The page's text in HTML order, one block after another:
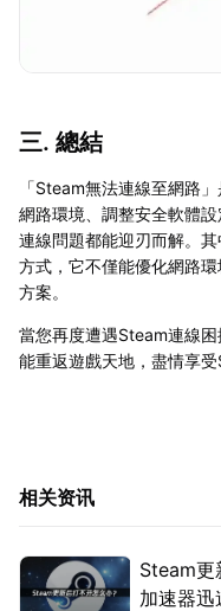
三. 總結
「Steam無法連線至網路
網路環境、調整安全軟體
連線問題都能迎刃而解。其
方式，它不僅能優化網路
方案。
當您再度遭遇Steam連線
能重返遊戲天地，盡情享
相关资讯
Steam更
加速器迅